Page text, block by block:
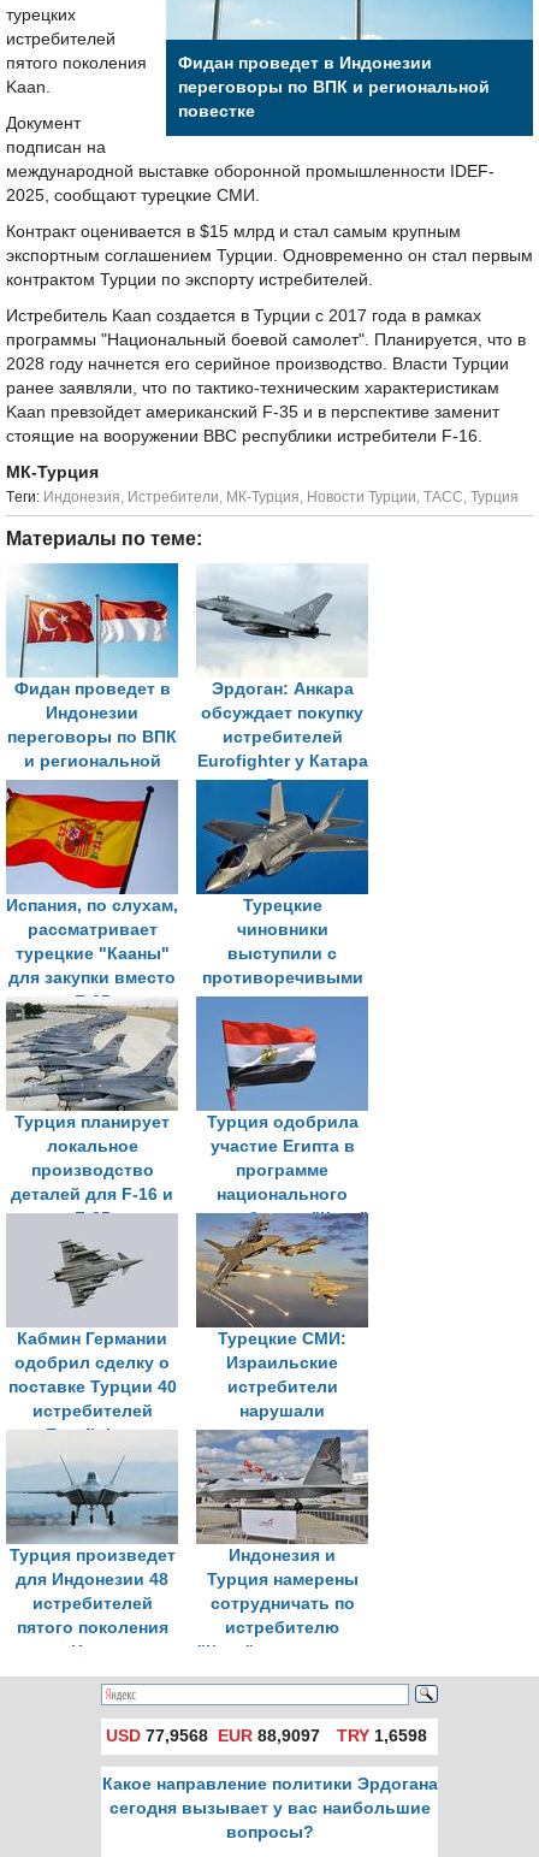
Фидан проведет в Индонезии
переговоры по ВПК и региональной
повестке
турецких
истребителей
пятого поколения
Kaan.
Документ
подписан на
международной выставке оборонной промышленности IDEF-
2025, сообщают турецкие СМИ.
Контракт оценивается в $15 млрд и стал самым крупным
экспортным соглашением Турции. Одновременно он стал первым
контрактом Турции по экспорту истребителей.
Истребитель Kaan создается в Турции с 2017 года в рамках
программы "Национальный боевой самолет". Планируется, что в
2028 году начнется его серийное производство. Власти Турции
ранее заявляли, что по тактико-техническим характеристикам
Kaan превзойдет американский F-35 и в перспективе заменит
стоящие на вооружении ВВС республики истребители F-16.
МК-Турция
Tеги: Индонезия, Истребители, МК-Турция, Новости Турции, ТАСС, Турция
Материалы по теме:
Фидан проведет в
Индонезии
переговоры по ВПК
и региональной
повестке
Эрдоган: Анкара
обсуждает покупку
истребителей
Eurofighter у Катара
и Омана
Испания, по слухам,
рассматривает
турецкие "Кааны"
для закупки вместо
F-35
Турецкие
чиновники
выступили с
противоречивыми
заявлениями о
поставках
двигателей для
истребителя KAAN
Турция планирует
локальное
производство
деталей для F-16 и
F-35
Турция одобрила
участие Египта в
программе
национального
истребителя "Каан"
Кабмин Германии
одобрил сделку о
поставке Турции 40
истребителей
Eurofighter
Турецкие СМИ:
Израильские
истребители
нарушали
воздушное
пространство
Турции
Турция произведет
для Индонезии 48
истребителей
пятого поколения
Kaan
Индонезия и
Турция намерены
сотрудничать по
истребителю
"Каан" и подлодкам
USD 77,9568 EUR 88,9097 TRY1,6598
Какое направление политики Эрдогана
сегодня вызывает у вас наибольшие
вопросы?